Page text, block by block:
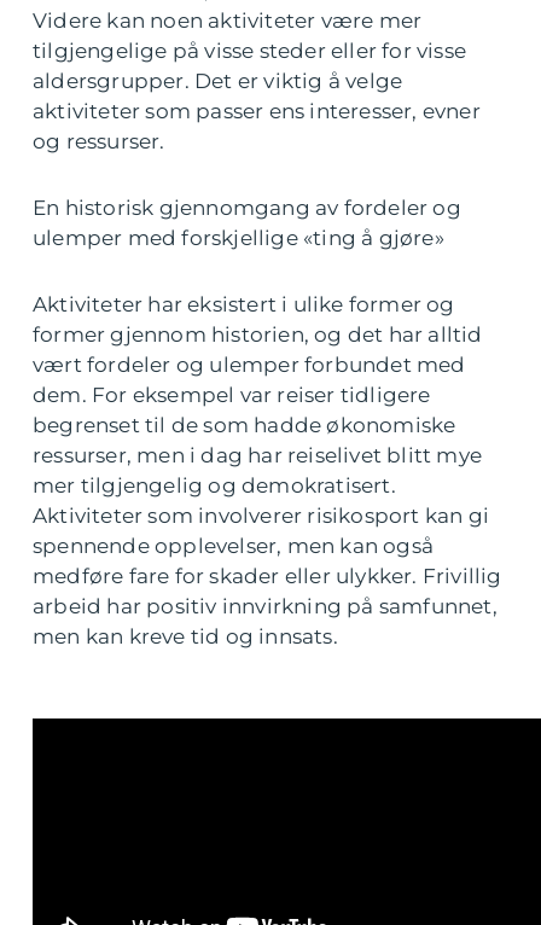
Videre kan noen aktiviteter være mer
tilgjengelige på visse steder eller for visse
aldersgrupper. Det er viktig å velge
aktiviteter som passer ens interesser, evner
og ressurser.
En historisk gjennomgang av fordeler og
ulemper med forskjellige «ting å gjøre»
Aktiviteter har eksistert i ulike former og
former gjennom historien, og det har alltid
vært fordeler og ulemper forbundet med
dem. For eksempel var reiser tidligere
begrenset til de som hadde økonomiske
ressurser, men i dag har reiselivet blitt mye
mer tilgjengelig og demokratisert.
Aktiviteter som involverer risikosport kan gi
spennende opplevelser, men kan også
medføre fare for skader eller ulykker. Frivillig
arbeid har positiv innvirkning på samfunnet,
men kan kreve tid og innsats.